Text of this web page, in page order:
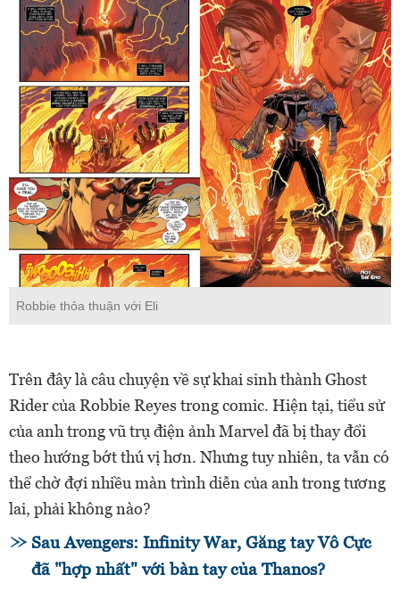
Robbie thỏa thuận với Eli
Trên đây là câu chuyện về sự khai sinh thành Ghost
Rider của Robbie Reyes trong comic. Hiện tại, tiểu sử
của anh trong vũ trụ điện ảnh Marvel đã bị thay đổi
theo hướng bớt thú vị hơn. Nhưng tuy nhiên, ta vẫn có
thể chờ đợi nhiều màn trình diễn của anh trong tương
lai, phải không nào?
Sau Avengers: Infinity War, Găng tay Vô Cực
đã "hợp nhất" với bàn tay của Thanos?